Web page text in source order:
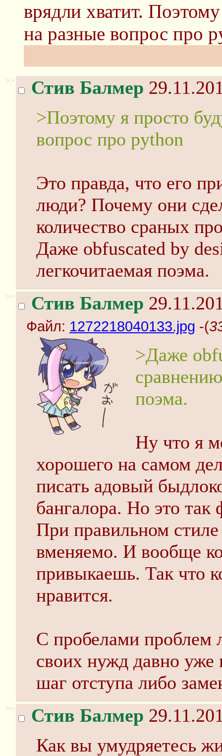
врядли хватит.
на разные вопрос про
>> Стив Балмер
>Поэтому я просто
вопрос про python
Это правда, что его
люди? Почему они
количество сраных
Даже obfuscated by
легкочитаемая поэма.
>> Стив Балмер
Файл: 1272218040133.jpg -(
>Даже
поэма.
Ну что я
хорошего на самом
писать адовый
бангалора. Но это
При правильном
вменяемо. И вообще
привыкаешь. Так что
нравится.
С пробелами проблем
своих нужд давно
шаг отступа либо
>> Стив Балмер
Как вы умудряетесь